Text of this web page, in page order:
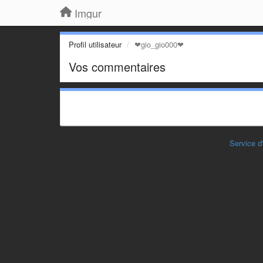
Imgur
Profil utilisateur ❤gio_gio000❤
Vos commentaires
Service